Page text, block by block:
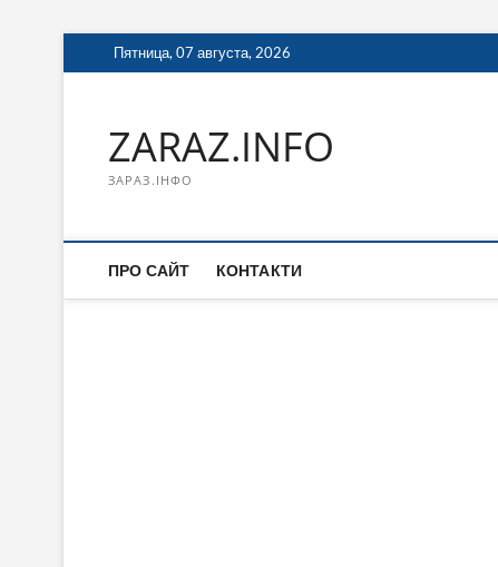
Перейти
к
Пятница, 07 августа, 2026
ZARAZ.INFO
ЗАРАЗ.ІНФО
ПРО САЙТ КОНТАКТИ